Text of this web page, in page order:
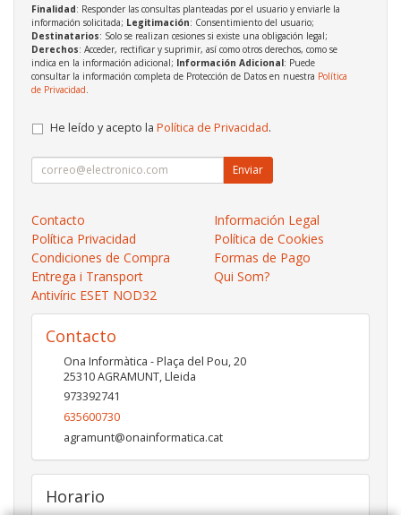
Finalidad: Responder las consultas planteadas por el usuario y enviarle la
información solicitada; Legitimación: Consentimiento del usuario;
Destinatarios: Solo se realizan cesiones si existe una obligación legal;
Derechos: Acceder, rectificar y suprimir, así como otros derechos, como se
indica en la información adicional; Información Adicional: Puede
consultar la información completa de Protección de Datos en nuestra Política
de Privacidad
He leído y acepto la Política de Privacidad.
Enviar
Contacto
Información Legal
Política Privacidad
Política de Cookies
Condiciones de Compra
Formas de Pago
Entrega i Transport
Qui Som?
Antivíric ESET NOD32
Contacto
Ona Informàtica - Plaça del Pou, 20
25310AGRAMUNT,Lleida
973392741
635600730
agramunt@onainformatica.cat
Horario